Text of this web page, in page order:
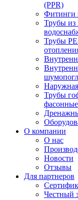
(PPR)
Фитинги
Трубы
Трубы
Трубы
О компании
О нас
Новости
Отзывы
Для партнеров
Честный